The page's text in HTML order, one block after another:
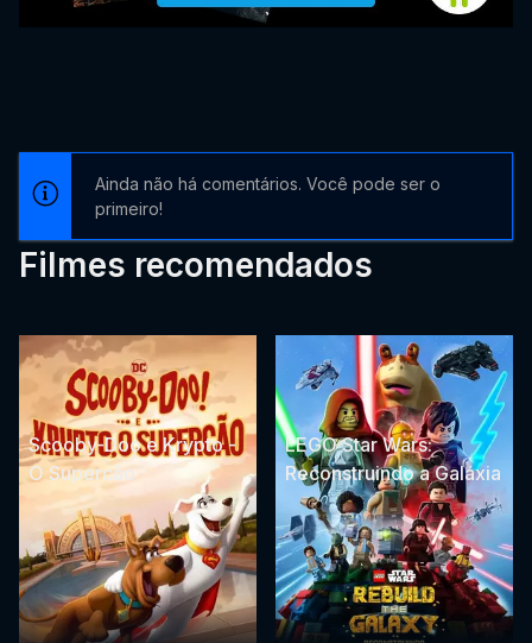
Ainda não há comentários. Você pode ser o
primeiro!
Filmes recomendados
Scooby-Doo e Krypto -
O Supercão
LEGO Star Wars:
Reconstruindo a Galáxia